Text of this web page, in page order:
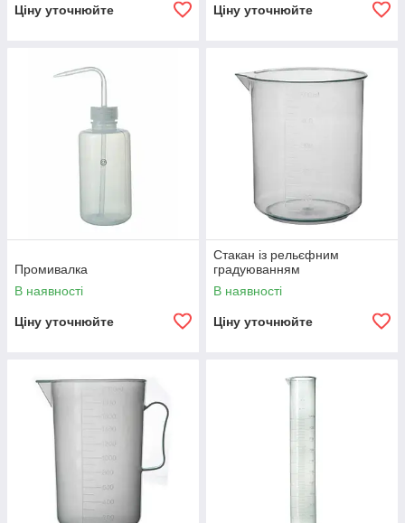
Ціну уточнюйте Ціну уточнюйте
Промивалка
В наявності
Ціну уточнюйте
Стакан із рельєфним
градуюванням
В наявності
Ціну уточнюйте